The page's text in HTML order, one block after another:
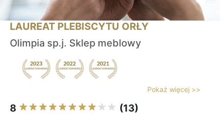
LAUREAT PLEBISCYTU ORŁY
Olimpia sp.j. Sklep meblowy
Pokaż więcej >>
8 (13)